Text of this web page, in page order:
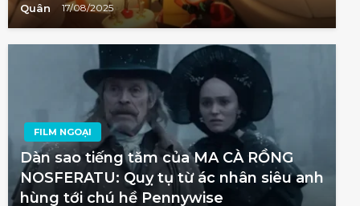
Quân 17/08/2025
FILM NGOẠI
Dàn sao tiếng tăm của MA CÀ RỒNG
NOSFERATU: Quỵ tụ từ ác nhân siêu anh
hùng tới chú hề Pennywise